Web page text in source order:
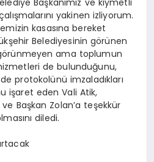
yakinen izliyorum.
kasasına bereket
Belediyesinin görünen
ama toplumun
de bulunduğunu,
protokolünü imzaladıkları
işaret eden Vali Atik,
Başkan Zolan’a teşekkür
diledi.